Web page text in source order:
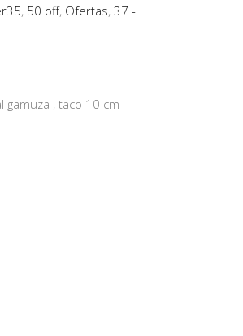
, 50 off, Ofertas, 37 -
, taco 10 cm